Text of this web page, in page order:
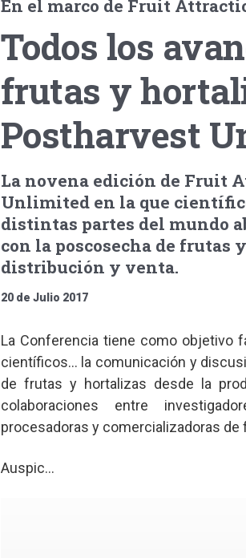
En el marco de Fruit
Todos los
frutas y
Postharvest
La novena edición de Fruit
Unlimited en la que
distintas partes del mundo
con la poscosecha de frutas
distribución y venta.
20 de Julio 2017
La Conferencia tiene como objetivo
científicos… la comunicación y
de frutas y hortalizas desde la
colaboraciones entre
procesadoras y comercializadoras de
Auspic...